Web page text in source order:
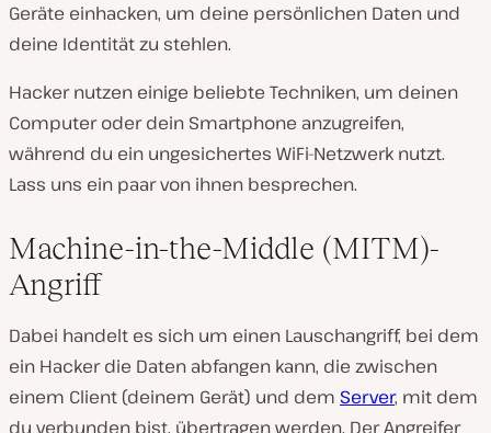
Geräte einhacken, um deine persönlichen Daten und
deine Identität zu stehlen.
Hacker nutzen einige beliebte Techniken, um deinen
Computer oder dein Smartphone anzugreifen,
während du ein ungesichertes WiFi-Netzwerk nutzt.
Lass uns ein paar von ihnen besprechen.
Machine-in-the-Middle (MITM)-
Angriff
Dabei handelt es sich um einen Lauschangriff, bei dem
ein Hacker die Daten abfangen kann, die zwischen
einem Client (deinem Gerät) und dem Server, mit dem
du verbunden bist, übertragen werden. Der Angreifer